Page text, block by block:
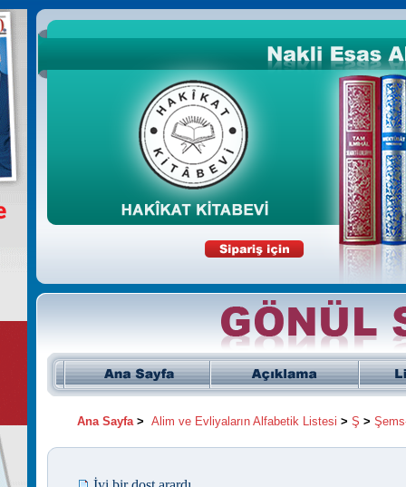
Ana Sayfa> Alim ve Evliyaların Alfabetik Listesi > Ş >